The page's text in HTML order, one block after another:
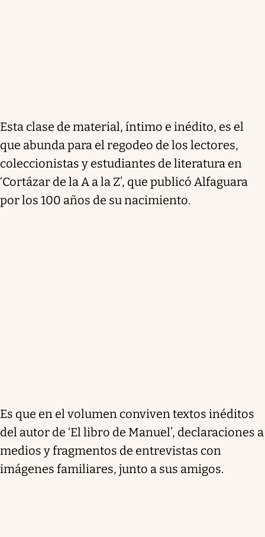
Esta clase de material, íntimo e inédito, es el
que abunda para el regodeo de los lectores,
coleccionistas y estudiantes de literatura en
‘Cortázar de la A a la Z’, que publicó Alfaguara
por los 100 años de su nacimiento.
Es que en el volumen conviven textos inéditos
del autor de ‘El libro de Manuel’, declaraciones a
medios y fragmentos de entrevistas con
imágenes familiares, junto a sus amigos.